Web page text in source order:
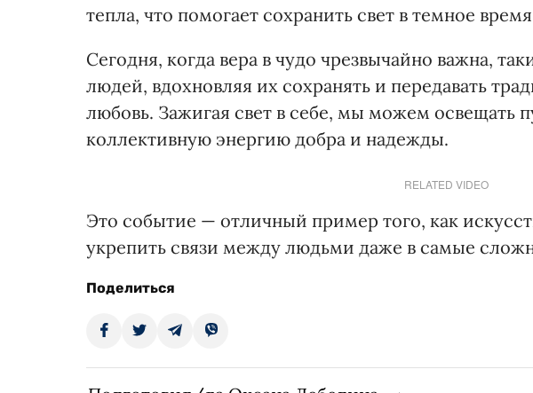
тепла, что помогает сохранить свет в темное
Сегодня, когда вера в чудо чрезвычайно важна,
людей, вдохновляя их сохранять и передавать
любовь. Зажигая свет в себе, мы можем освещать
коллективную энергию добра и надежды.
RELATED VIDEO
Это событие — отличный пример того, как
укрепить связи между людьми даже в самые
Поделиться